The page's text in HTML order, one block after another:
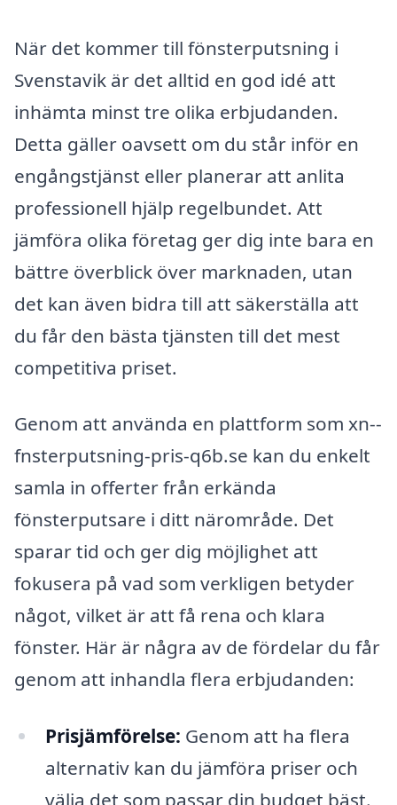
När det kommer till fönsterputsning i
Svenstavik är det alltid en god idé att
inhämta minst tre olika erbjudanden.
Detta gäller oavsett om du står inför en
engångstjänst eller planerar att anlita
professionell hjälp regelbundet. Att
jämföra olika företag ger dig inte bara en
bättre överblick över marknaden, utan
det kan även bidra till att säkerställa att
du får den bästa tjänsten till det mest
competitiva priset.
Genom att använda en plattform som xn--
fnsterputsning-pris-q6b.se kan du enkelt
samla in offerter från erkända
fönsterputsare i ditt närområde. Det
sparar tid och ger dig möjlighet att
fokusera på vad som verkligen betyder
något, vilket är att få rena och klara
fönster. Här är några av de fördelar du får
genom att inhandla flera erbjudanden:
Prisjämförelse: Genom att ha flera
alternativ kan du jämföra priser och
välja det som passar din budget bäst.